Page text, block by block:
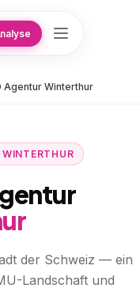
Agentur Winterthur
der Schweiz — ein
Landschaft und